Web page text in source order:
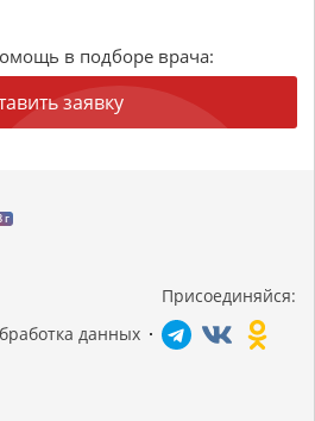
в подборе врача:
заявку
г
данных
Присоединяйся: